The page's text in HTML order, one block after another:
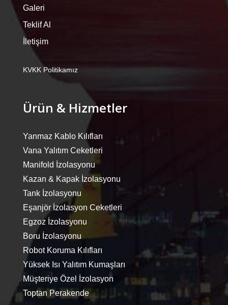
Galeri
Teklif Al
İletişim
KVKK Politikamız
Ürün & Hizmetler
Yanmaz Kablo Kılıfları
Vana Yalıtım Ceketleri
Manifold İzolasyonu
Kazan & Kapak İzolasyonu
Tank İzolasyonu
Eşanjör İzolasyon Ceketleri
Egzoz İzolasyonu
Boru İzolasyonu
Robot Koruma Kılıfları
Yüksek Isı Yalıtım Kumaşları
Müşteriye Özel İzolasyon
Toptan Perakende